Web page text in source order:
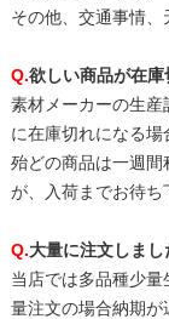
その他、交通事情、
Q.欲しい商品が在
素材メーカーの生産
に在庫切れになる場
殆どの商品は一週間
が、入荷までお待ち
Q.大量に注文しま
当店では多品種少
量注文の場合納期が